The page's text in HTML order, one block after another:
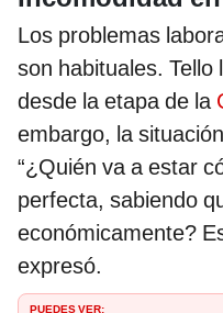
Los problemas
son habituales. Tello
desde la etapa de la
embargo, la
“¿Quién va a estar
perfecta, sabiendo
económicamente?
expresó.
PUEDES VER: